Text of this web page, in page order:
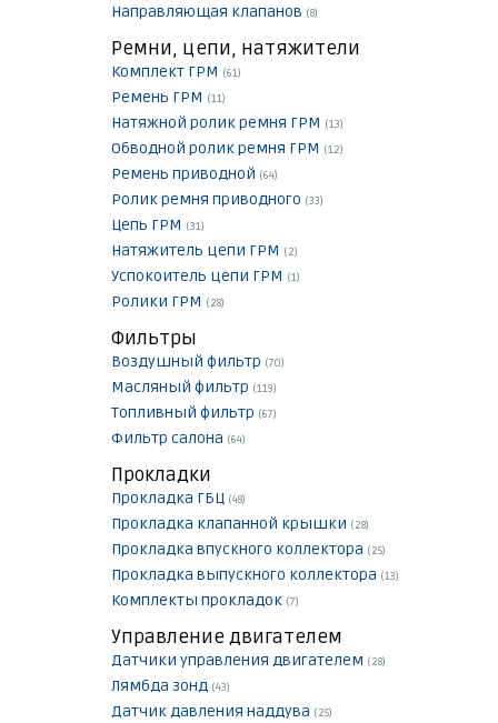
Направляющая клапанов (8)
Ремни, цепи, натяжители
Комплект ГРМ (61)
Ремень ГРМ (11)
Натяжной ролик ремня ГРМ (13)
Обводной ролик ремня ГРМ (12)
Ремень приводной (64)
Ролик ремня приводного (33)
Цепь ГРМ (31)
Натяжитель цепи ГРМ (2)
Успокоитель цепи ГРМ (1)
Ролики ГРМ (28)
Фильтры
Воздушный фильтр (70)
Масляный фильтр (119)
Топливный фильтр (67)
Фильтр салона (64)
Прокладки
Прокладка ГБЦ (48)
Прокладка клапанной крышки (28)
Прокладка впускного коллектора (25)
Прокладка выпускного коллектора (13)
Комплекты прокладок (7)
Управление двигателем
Датчики управления двигателем (28)
Лямбда зонд (43)
Датчик давления наддува (25)